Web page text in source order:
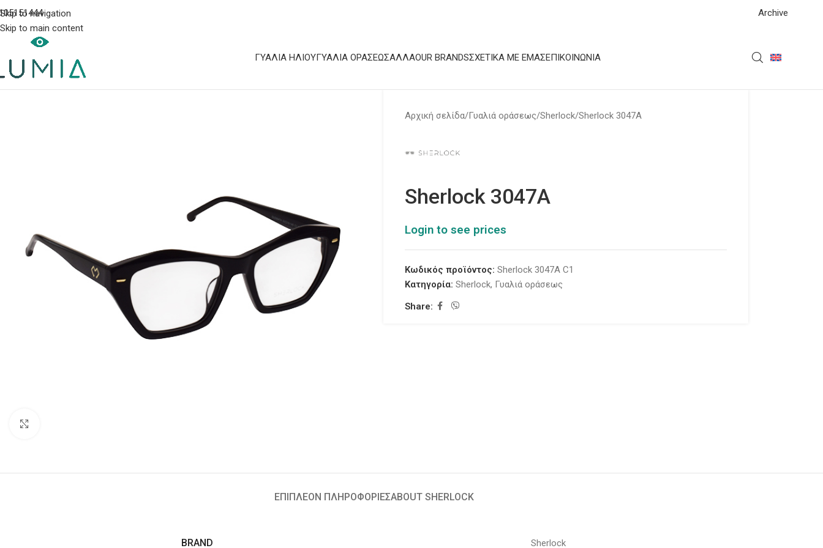
Skip to navigation
Skip to main content
Archive
ΓΥΑΛΙΆ ΗΛΊΟΥΓΥΑΛΙΆ ΟΡΆΣΕΩΣΆΛΛΑOUR BRANDSΣΧΕΤΙΚΆ ΜΕ ΕΜΆΣΕΠΙΚΟΙΝΩΝΊΑ
Αρχική σελίδα Γυαλιά οράσεως Sherlock Sherlock 3047A
Sherlock 3047A
Login to see prices
Κωδικός προϊόντος: Sherlock 3047A C1
Κατηγορία: Sherlock, Γυαλιά οράσεως
Share:
ΕΠΙΠΛΈΟΝ ΠΛΗΡΟΦΟΡΊΕΣABOUT SHERLOCK
BRAND Sherlock